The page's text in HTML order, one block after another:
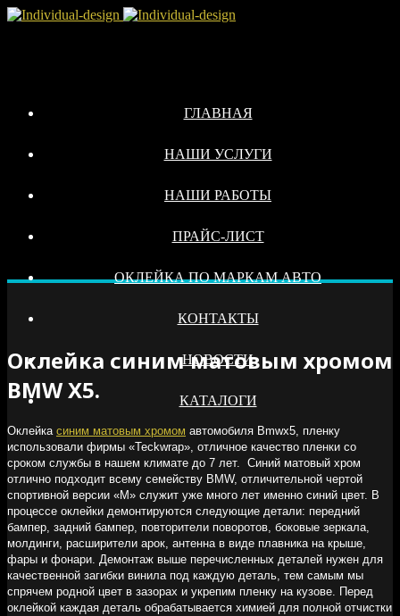
ГЛАВНАЯ
НАШИ УСЛУГИ
НАШИ РАБОТЫ
ПРАЙС-ЛИСТ
ОКЛЕЙКА ПО МАРКАМ АВТО
КОНТАКТЫ
НОВОСТИ
КАТАЛОГИ
Оклейка синим матовым хромом
BMW X5.
Оклейка синим матовым хромом автомобиля Bmwx5, пленку
использовали фирмы «Teckwrap», отличное качество пленки со
сроком службы в нашем климате до 7 лет. Синий матовый хром
отлично подходит всему семейству BMW, отличительной чертой
спортивной версии «М» служит уже много лет именно синий цвет. В
процессе оклейки демонтируются следующие детали: передний
бампер, задний бампер, повторители поворотов, боковые зеркала,
молдинги, расширители арок, антенна в виде плавника на крыше,
фары и фонари. Демонтаж выше перечисленных деталей нужен для
качественной загибки винила под каждую деталь, тем самым мы
спрячем родной цвет в зазорах и укрепим пленку на кузове. Перед
оклейкой каждая деталь обрабатывается химией для полной отчистки